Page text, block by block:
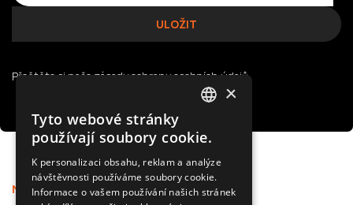
Přečtěte si našezásady ochrany osobních údajů
Nabídka Podpora
ENGLISH
×
Tyto webové stránky
používají soubory cookie.
K personalizaci obsahu, reklam a analýze
návštěvnosti používáme soubory cookie.
Informace o vašem používání našich stránek